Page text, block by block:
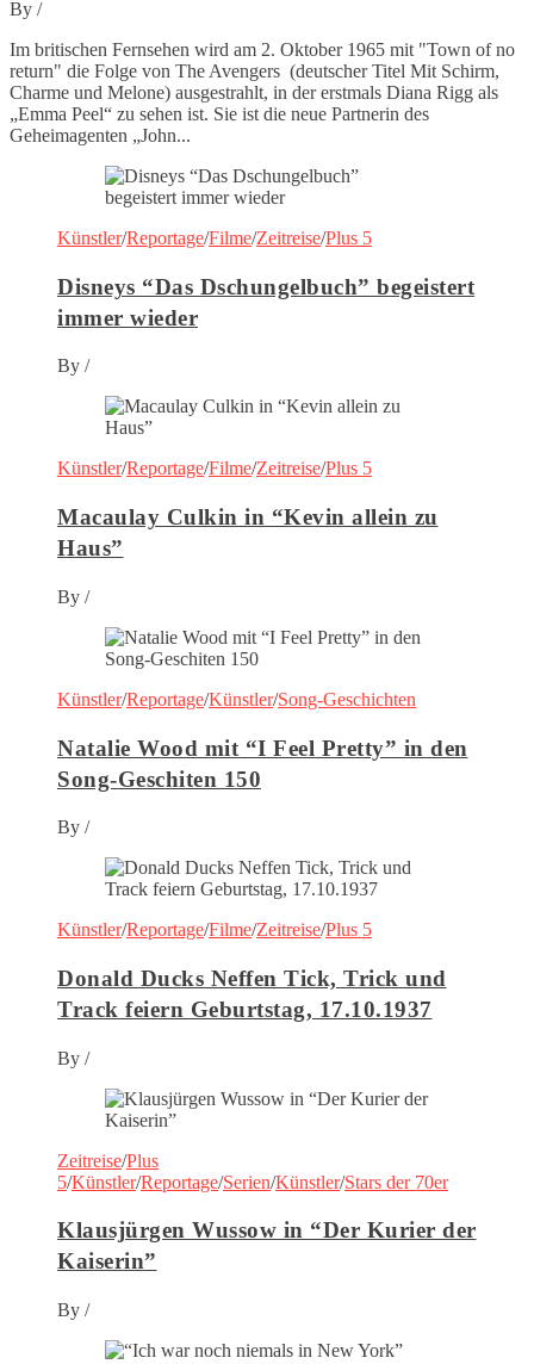
By /
Im britischen Fernsehen wird am 2. Oktober 1965 mit "Town of no
return" die Folge von The Avengers (deutscher Titel Mit Schirm,
Charme und Melone) ausgestrahlt, in der erstmals Diana Rigg als
„Emma Peel“ zu sehen ist. Sie ist die neue Partnerin des
Geheimagenten „John...
Künstler/Reportage/Filme/Zeitreise/Plus 5
Disneys “Das Dschungelbuch” begeistert
immer wieder
By /
Künstler/Reportage/Filme/Zeitreise/Plus 5
Macaulay Culkin in “Kevin allein zu
Haus”
By /
Künstler/Reportage/Künstler/Song-Geschichten
Natalie Wood mit “I Feel Pretty” in den
Song-Geschiten 150
By /
Künstler/Reportage/Filme/Zeitreise/Plus 5
Donald Ducks Neffen Tick, Trick und
Track feiern Geburtstag, 17.10.1937
By /
Zeitreise/Plus
5/Künstler/Reportage/Serien/Künstler/Stars der 70er
Klausjürgen Wussow in “Der Kurier der
Kaiserin”
By /